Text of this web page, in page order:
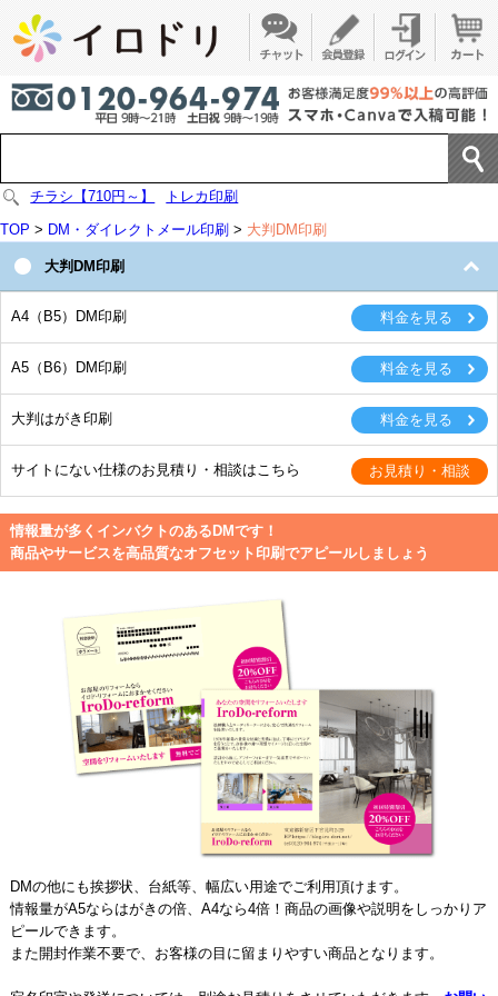
チラシ【710円～】
トレカ印刷
TOP > DM・ダイレクトメール印刷 > 大判DM印刷
大判DM印刷
A4（B5）DM印刷
A5（B6）DM印刷
大判はがき印刷
サイトにない仕様のお見積り・相談はこちら
情報量が多くインバクトのあるDMです！
商品やサービスを高品質なオフセット印刷でアピールしましょう
DMの他にも挨拶状、台紙等、幅広い用途でご利用頂けます。
情報量がA5ならはがきの倍、A4なら4倍！商品の画像や説明をしっかりア
ピールできます。
また開封作業不要で、お客様の目に留まりやすい商品となります。